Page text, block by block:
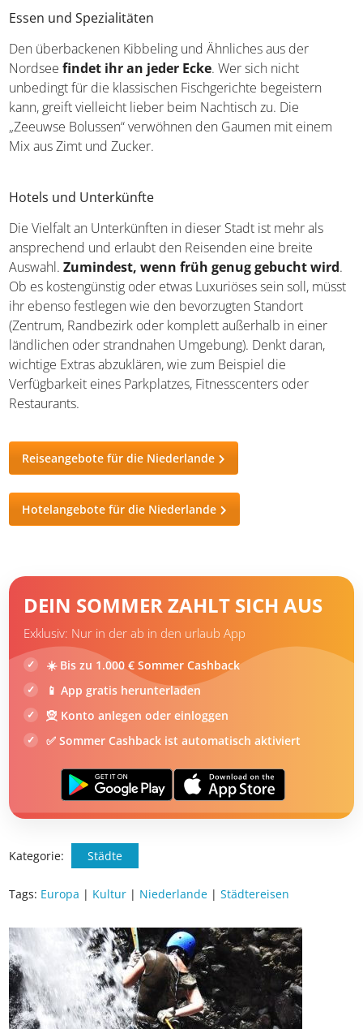
Mautgebühren und Vignette in Europa
Check-in am Flughafen
Essen und Spezialitäten
Den überbackenen Kibbeling und Ähnliches aus der
unbedingt für die klassischen Fischgerichte begeistern
„Zeeuwse Bolussen“ verwöhnen den Gaumen mit einem
Mix aus Zimt und Zucker.
Hotels und Unterkünfte
Die Vielfalt an Unterkünften in dieser Stadt ist mehr als
ansprechend und erlaubt den Reisenden eine breite
Auswahl.Zumindest, wenn früh genug gebucht
wird. Ob es kostengünstig oder etwas Luxuriöses sein
soll, müsst ihr ebenso festlegen wie den bevorzugten
in einer ländlichen oder strandnahen Umgebung). Denkt
daran, wichtige Extras abzuklären, wie zum Beispiel die
Restaurants.
Hotelangebote für die Niederlande
DEIN SOMMER ZAHLT SICH AUS
Exklusiv: Nur in der ab in den urlaub App
☀️ Bis zu 1.000 € Sommer Cashback
📱 App gratis herunterladen
🧝 Konto anlegen oder einloggen
✅ Sommer Cashback ist automatisch aktiviert
Kategorie: Städte
Tags:Europa|Kultur|Niederlande| Städtereisen